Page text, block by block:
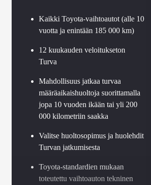
Kaikki Toyota-vaihtoautot (alle 10
vuotta ja enintään 185 000 km)
12 kuukauden veloitukseton
Turva
Mahdollisuus jatkaa turvaa
määräaikaishuoltoja suorittamalla
jopa 10 vuoden ikään tai yli 200
000 kilometriin saakka
Valitse huoltosopimus ja huolehdit
Turvan jatkumisesta
Toyota-standardien mukaan
toteutettu vaihtoauton tekninen